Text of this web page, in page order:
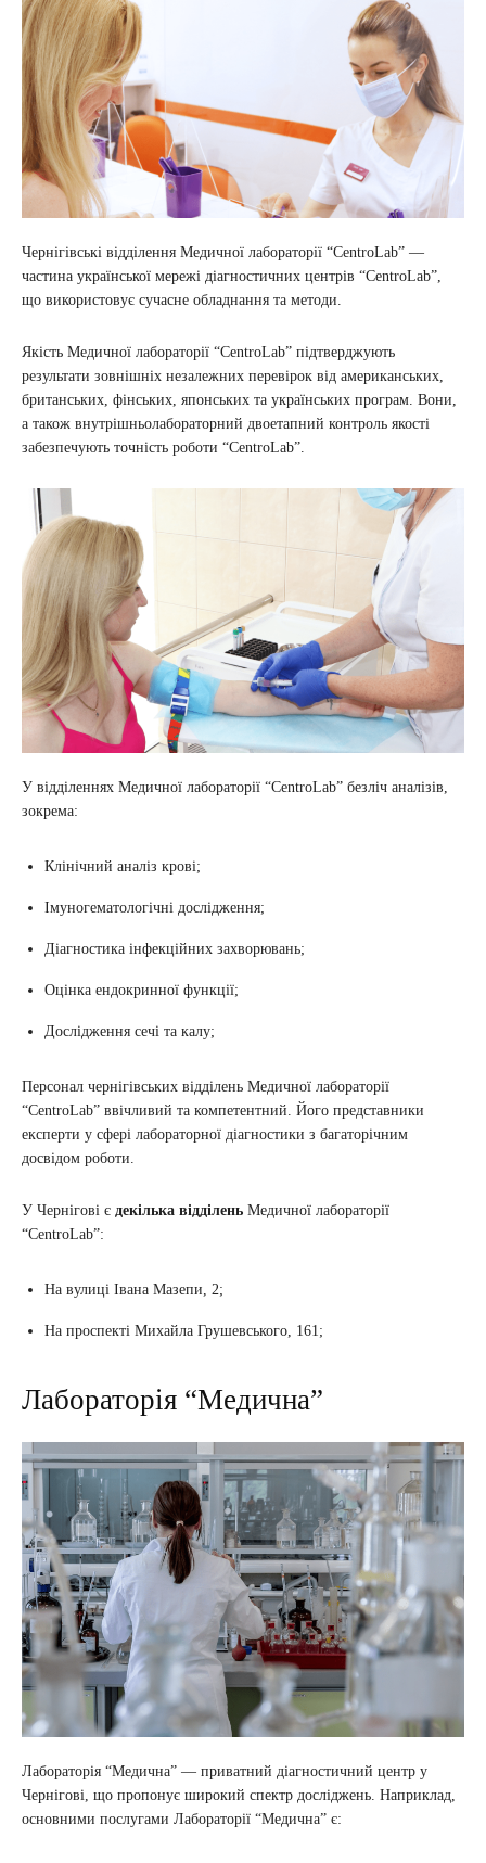
Чернігівські відділення Медичної лабораторії “CentroLab” —
частина української мережі діагностичних центрів “CentroLab”,
що використовує сучасне обладнання та методи.
Якість Медичної лабораторії “CentroLab” підтверджують
результати зовнішніх незалежних перевірок від американських,
британських, фінських, японських та українських програм. Вони,
а також внутрішньолабораторний двоетапний контроль якості
забезпечують точність роботи “CentroLab”.
У відділеннях Медичної лабораторії “CentroLab” безліч аналізів,
зокрема:
Клінічний аналіз крові;
Імуногематологічні дослідження;
Діагностика інфекційних захворювань;
Оцінка ендокринної функції;
Дослідження сечі та калу;
Персонал чернігівських відділень Медичної лабораторії
“CentroLab” ввічливий та компетентний. Його представники
експерти у сфері лабораторної діагностики з багаторічним
досвідом роботи.
У Чернігові є декілька відділень Медичної лабораторії
“CentroLab”:
На вулиці Івана Мазепи, 2;
На проспекті Михайла Грушевського, 161;
Лабораторія “Медична”
Лабораторія “Медична” — приватний діагностичний центр у
Чернігові, що пропонує широкий спектр досліджень. Наприклад,
основними послугами Лабораторії “Медична” є: